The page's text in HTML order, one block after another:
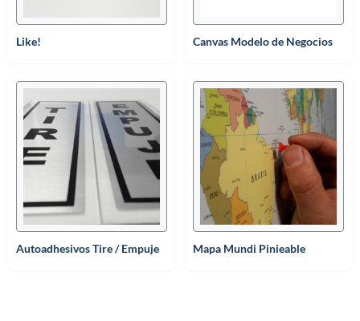
Like! Canvas Modelo de Negocios
Autoadhesivos Tire / Empuje Mapa Mundi Pinieable